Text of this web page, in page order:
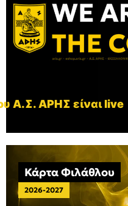
Α.Σ. ΑΡΗΣ είναι live
Κάρτα Φιλάθλου
2026-2027